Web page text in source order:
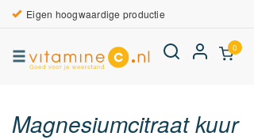
Eigen hoogwaardige productie
0
Magnesiumcitraat kuur